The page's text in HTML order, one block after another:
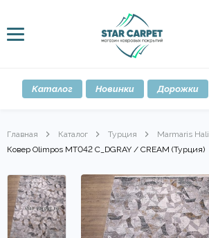
Каталог Новинки Дорожки
Главная Каталог Турция Marmaris Hali
Ковер Olimpos MT042 C_DGRAY / CREAM (Турция)